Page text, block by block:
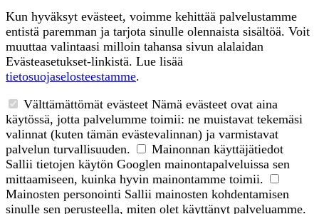
Kun hyväksyt evästeet, voimme kehittää palvelustamme
entistä paremman ja tarjota sinulle olennaista sisältöä. Voit
muuttaa valintaasi milloin tahansa sivun alalaidan
Evästeasetukset-linkistä. Lue lisää
tietosuojaselosteestamme.
Välttämättömät evästeet Nämä evästeet ovat aina
käytössä, jotta palvelumme toimii: ne muistavat tekemäsi
valinnat (kuten tämän evästevalinnan) ja varmistavat
palvelun turvallisuuden.
Mainonnan käyttäjätiedot
Sallii tietojen käytön Googlen mainontapalveluissa sen
mittaamiseen, kuinka hyvin mainontamme toimii.
Mainosten personointi Sallii mainosten kohdentamisen
sinulle sen perusteella, miten olet käyttänyt palveluamme.